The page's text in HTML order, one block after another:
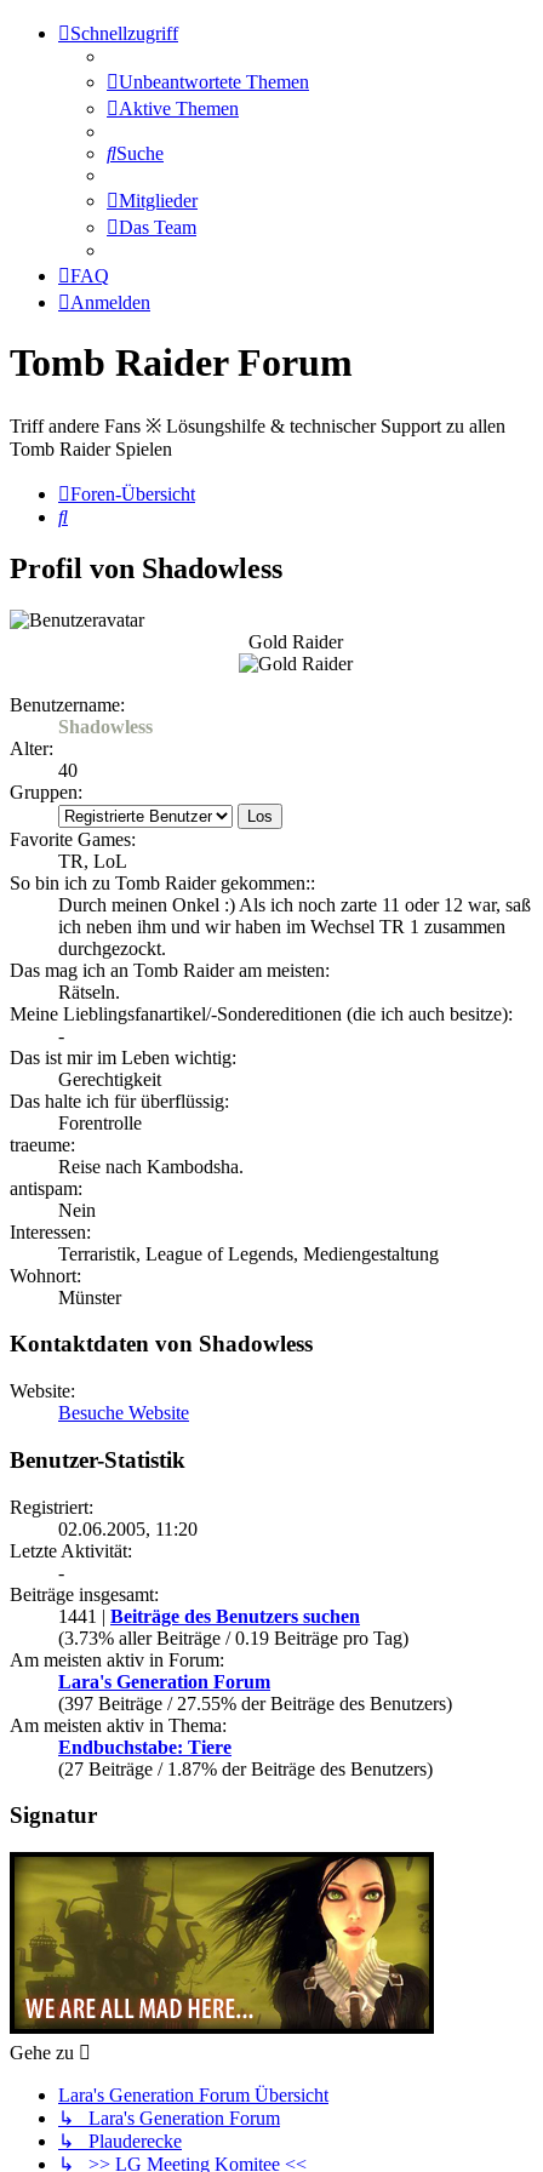
Schnellzugriff
Unbeantwortete Themen
Aktive Themen
Suche
Mitglieder
Das Team
FAQ
Anmelden
Tomb Raider Forum
Triff andere Fans ※ Lösungshilfe & technischer Support zu allen
Tomb Raider Spielen
Foren-Übersicht
Suche
Profil von Shadowless
Gold Raider
Benutzername:
Shadowless
Alter:
40
Gruppen:
Favorite Games:
TR, LoL
So bin ich zu Tomb Raider gekommen::
Durch meinen Onkel :) Als ich noch zarte 11 oder 12 war, saß
ich neben ihm und wir haben im Wechsel TR 1 zusammen
durchgezockt.
Das mag ich an Tomb Raider am meisten:
Rätseln.
Meine Lieblingsfanartikel/-Sondereditionen (die ich auch besitze):
-
Das ist mir im Leben wichtig:
Gerechtigkeit
Das halte ich für überflüssig:
Forentrolle
traeume:
Reise nach Kambodsha.
antispam:
Nein
Interessen:
Terraristik, League of Legends, Mediengestaltung
Wohnort:
Münster
Kontaktdaten von Shadowless
Website:
Besuche Website
Benutzer-Statistik
Registriert:
02.06.2005, 11:20
Letzte Aktivität:
-
Beiträge insgesamt:
1441 | Beiträge des Benutzers suchen
(3.73% aller Beiträge / 0.19 Beiträge pro Tag)
Am meisten aktiv in Forum:
Lara's Generation Forum
(397 Beiträge / 27.55% der Beiträge des Benutzers)
Am meisten aktiv in Thema:
Endbuchstabe: Tiere
(27 Beiträge / 1.87% der Beiträge des Benutzers)
Signatur
Gehe zu
Lara's Generation Forum Übersicht
↳ Lara's Generation Forum
↳ Plauderecke
↳ >> LG Meeting Komitee <<